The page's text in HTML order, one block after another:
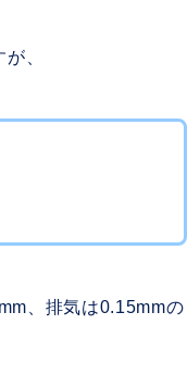
、
、排気は0.15mmの